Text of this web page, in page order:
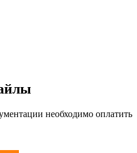
необходимо оплатить